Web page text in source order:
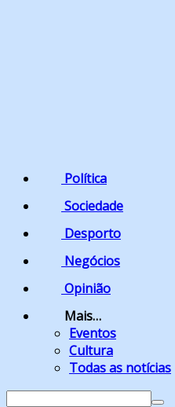
Política
Sociedade
Desporto
Negócios
Opinião
Mais…
Eventos
Cultura
Todas as notícias
Search